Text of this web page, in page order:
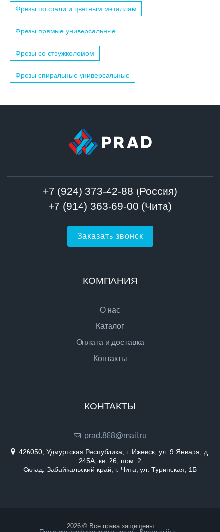
Фрезы по стали и цветным металлам
Фрезы прямые универсальные
Фрезы со стружколомом
Фрезы спиральные универсальные
+7 (924) 373-42-88 (Россия)
+7 (914) 363-69-00 (Чита)
Заказать звонок
КОМПАНИЯ
О нас
Каталог
Оплата и доставка
Контакты
КОНТАКТЫ
prad.888@mail.ru
426050, Удмуртская Республика, г. Ижевск, ул. 9 Января, д.
245А, кв. 26, пом. 2
Склад: Забайкальский край, г. Чита, ул. Туринская, 1Б
2026 © Все права защищены